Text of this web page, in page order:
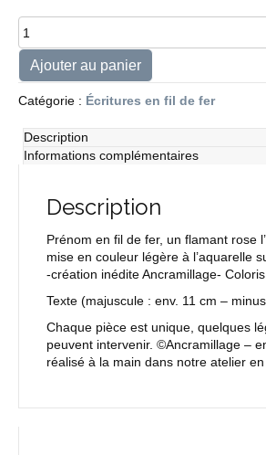
quantité
de
Olivia
et
le
flamant
rose
Ajouter au panier
Catégorie : Écritures en fil de fer
Description
Informations complémentaires
Description
Prénom en fil de fer, un flamant rose
mise en couleur légère à l’aquarelle
-création inédite Ancramillage- Coloris
Texte (majuscule : env. 11 cm –
Chaque pièce est unique, quelques
peuvent intervenir. ©Ancramillage –
réalisé à la main dans notre atelier en